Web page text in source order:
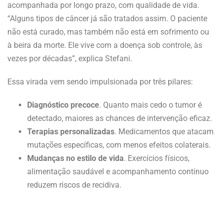
acompanhada por longo prazo, com qualidade de vida.
“Alguns tipos de câncer já são tratados assim. O paciente
não está curado, mas também não está em sofrimento ou
à beira da morte. Ele vive com a doença sob controle, às
vezes por décadas”, explica Stefani.
Essa virada vem sendo impulsionada por três pilares:
Diagnóstico precoce. Quanto mais cedo o tumor é
detectado, maiores as chances de intervenção eficaz.
Terapias personalizadas. Medicamentos que atacam
mutações específicas, com menos efeitos colaterais.
Mudanças no estilo de vida. Exercícios físicos,
alimentação saudável e acompanhamento contínuo
reduzem riscos de recidiva.